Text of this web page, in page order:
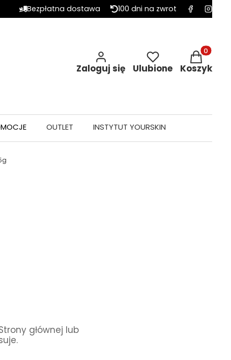
Bezpłatna dostawa 100 dni na zwrot
Zaloguj się Ulubione
Produkty
Koszyk
OUTLET INSTYTUT YOURSKIN
głównej lub